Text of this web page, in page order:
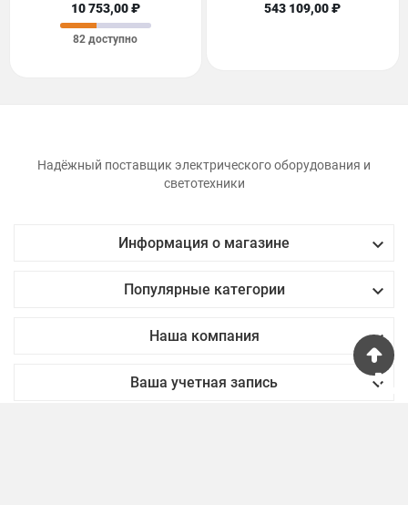
10 753,00 ₽
82 доступно
543 109,00 ₽
Надёжный поставщик электрического оборудования и
светотехники
Информация о магазине 
Популярные категории 
Наша компания 
Ваша учетная запись 
phone